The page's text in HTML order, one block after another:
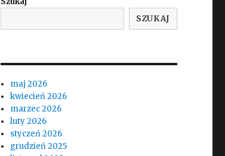
SZUKAJ
maj 2026
kwiecień 2026
marzec 2026
luty 2026
styczeń 2026
grudzień 2025